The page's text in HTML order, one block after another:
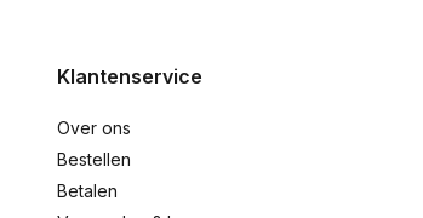
Klantenservice
Over ons
Bestellen
Betalen